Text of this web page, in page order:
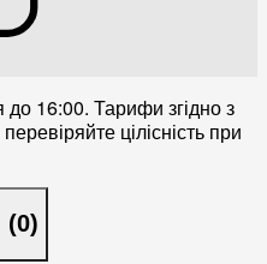
16:00. Тарифи згідно з
цілісність при
(0)